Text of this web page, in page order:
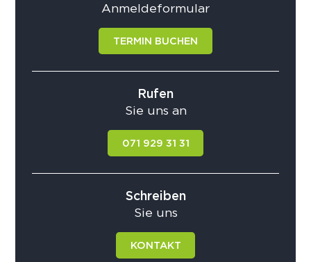
Anmeldeformular
TERMIN BUCHEN
Rufen
Sie uns an
071 929 31 31
Schreiben
Sie uns
KONTAKT